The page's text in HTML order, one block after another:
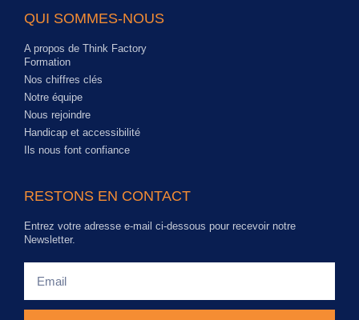
QUI SOMMES-NOUS
A propos de Think Factory
Formation
Nos chiffres clés
Notre équipe
Nous rejoindre
Handicap et accessibilité
Ils nous font confiance
RESTONS EN CONTACT
Entrez votre adresse e-mail ci-dessous pour recevoir notre
Newsletter.